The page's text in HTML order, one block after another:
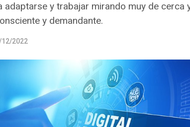
adaptarse y trabajar mirando muy de cerca
y demandante.
12/2022